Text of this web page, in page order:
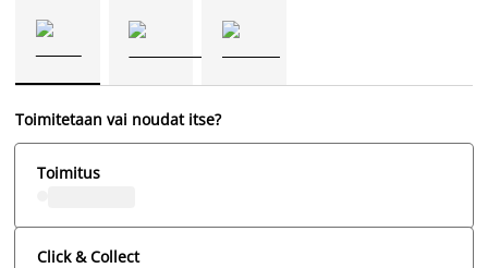
Toimitetaan vai noudat itse?
Toimitus
Click & Collect